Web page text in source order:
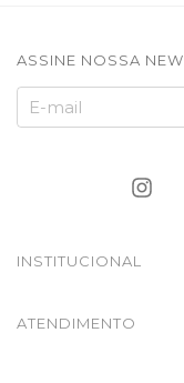
ASSINE NOSSA
INSTITUCIONAL
ATENDIMENTO